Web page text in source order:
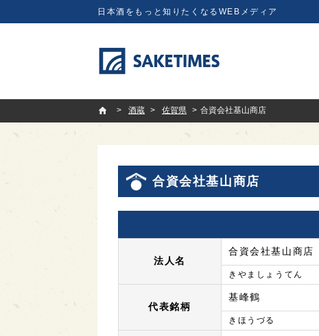
日本酒をもっと知りたくなるWEBメディア
SAKETIMES
酒蔵
佐賀県 合資会社基山商店
合資会社基山商店
法人名
合資会社基山商店
きやましょうてん
代表銘柄
基峰鶴
きほうづる